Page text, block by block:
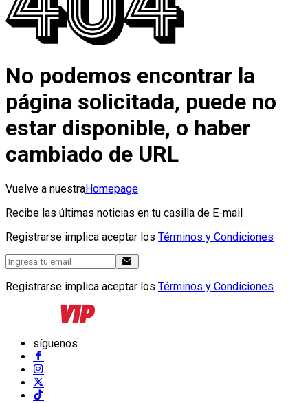
No podemos encontrar la
página solicitada, puede no
estar disponible, o haber
cambiado de URL
Vuelve a nuestraHomepage
Recibe las últimas noticias en tu casilla de E-mail
Registrarse implica aceptar los Términos y Condiciones
Registrarse implica aceptar los Términos y Condiciones
síguenos